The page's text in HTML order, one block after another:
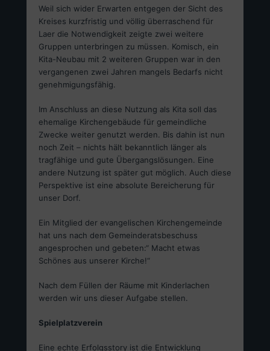
Weil sich wider Erwarten entgegen der Sicht des
Kreises kurzfristig und völlig überraschend für
Laer die Notwendigkeit zeigte zwei weitere
Gruppen unterbringen zu müssen. Komisch, ein
Kita-Neubau mit 2 weiteren Gruppen war in den
vergangenen zwei Jahren mangels Bedarfs nicht
genehmigungsfähig.
Im Anschluss an diese Nutzung als Kita soll das
ehemalige Kirchengebäude für gemeindliche
Zwecke weiter genutzt werden. Bis dahin ist nun
noch Zeit – nichts hält bekanntlich länger als
tragfähige und gute Übergangslösungen. Eine
andere Nutzung ist später gut möglich. Auch diese
Perspektive ist eine absolute Bereicherung für
unser Dorf.
Ein Mitglied der evangelischen Kirchengemeinde
hat uns nach dem Gemeinderatsbeschuss
angesprochen und gebeten:“ Macht etwas
Schönes aus unserer Kirche!“
Nach dem Füllen der Räume mit Kinderlachen
werden wir uns dieser Aufgabe stellen.
Spielplatzverein
Eine echte Erfolgsstory ist die Entwicklung